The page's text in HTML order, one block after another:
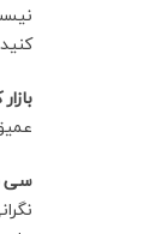
سی